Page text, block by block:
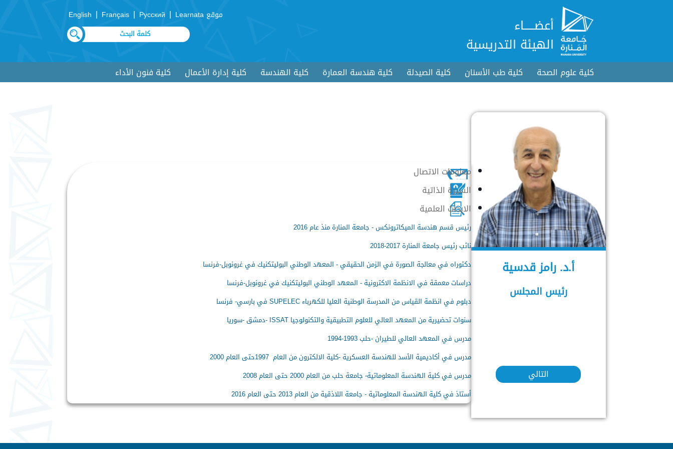
أعضـــــاء
الهيئة التدريسية
موقع Learnata |
Русский
|
Français
|
English
كلية علوم الصحة كلية طب الأسنان كلية الصيدلة كلية هندسة العمارة كلية الهندسة كلية إدارة الأعمال كلية فنون الأداء
أ.د. رامز قدسية
رئيس المجلس
التالي
معلومات الاتصال
السيرة الذاتية
الابحاث العلمية
رئيس قسم هندسة الميكاترونكس - جامعة المنارة منذ عام 2016
نائب رئيس جامعة المنارة 2017-2018
دكتوراه في معالجة الصورة في الزمن الحقيقي - المعهد الوطني البوليتكنيك في غرونوبل-فرنسا
دراسات معمقة في الانظمة الاكترونية - المعهد الوطني البوليتكنيك في غرونوبل-فرنسا
دبلوم في انظمة القياس من المدرسة الوطنية العليا للكهرباء SUPELEC في بارسي- فرنسا
سنوات تحضيرية من المعهد العالي للعلوم التطبيقية والتكنولوجيا ISSAT -دمشق -سوريا
مدرس في المعهد العالي للطيران -حلب 1993-1994
مدرس في أكاديمية الأسد للهندسة العسكرية -كلية الالكترون من العام 1997حتى العام 2000
مدرس في كلية الهندسة المعلوماتية- جامعة حلب من العام 2000 حتى العام 2008
أستاذ في كلية الهندسة المعلوماتية - جامعة اللاذقية من العام 2013 حتى العام 2016